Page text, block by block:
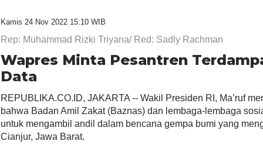
Kamis 24 Nov 2022 15:10 WIB
Rep: Muhammad Rizki Triyana/ Red: Sadly Rachman
Wapres Minta Pesantren
Data
REPUBLIKA.CO.ID, JAKARTA -- Wakil Presiden RI, Ma’ruf
bahwa Badan Amil Zakat (Baznas) dan lembaga-lembaga
untuk mengambil andil dalam bencana gempa bumi yang
Cianjur, Jawa Barat.